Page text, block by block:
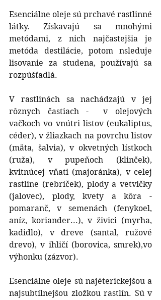
Esenciálne oleje sú prchavé rastlinné
látky. Získavajú sa mnohými
metódami, z nich najčastejšia je
metóda destilácie, potom nsleduje
lisovanie za studena, používajú sa
rozpúšťadlá.
V rastlinách sa nachádzajú v jej
rôznych častiach -  v olejových
vačkoch vo vnútri listov (eukaliptus,
céder), v žliazkach na povrchu listov
(mäta, šalvia), v okvetných lístkoch
(ruža), v pupeňoch (klinček),
kvitnúcej vňati (majoránka), v celej
rastline (rebríček), plody a vetvičky
(jalovec), plody, kvety a kôra -
pomaranč, v semenách (fenykoel,
aníz, koriander...), v živici (myrha,
kadidlo), v dreve (santal, ružové
drevo), v ihličí (borovica, smrek),vo
výhonku (zázvor).
Esenciálne oleje sú najéterickejšou a
najsubtílnejšou zložkou rastlín. Sú v